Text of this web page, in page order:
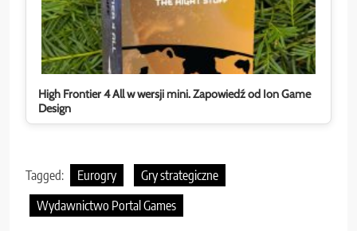
High Frontier 4 All w wersji mini. Zapowiedź od Ion Game
Design
Tagged: Eurogry
Gry strategiczne
Wydawnictwo Portal Games